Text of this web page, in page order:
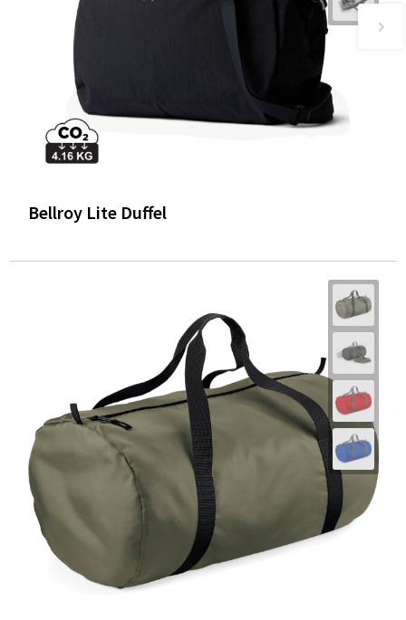
Bellroy Lite Duffel